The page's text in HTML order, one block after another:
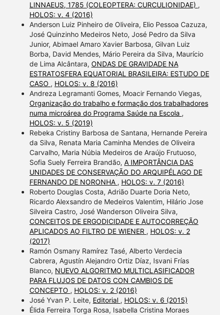
LINNAEUS, 1785 (COLEOPTERA: CURCULIONIDAE) ,
HOLOS: v. 4 (2016)
Anderson Luiz Pinheiro de Oliveira, Elio Pessoa Cazuza,
José Quinzinho Medeiros Neto, José Pedro da Silva
Junior, Abimael Amaro Xavier Barbosa, Gilvan Luiz
Borba, David Mendes, Mário Pereira da Silva, Maurício
de Lima Alcântara, ONDAS DE GRAVIDADE NA
ESTRATOSFERA EQUATORIAL BRASILEIRA: ESTUDO DE
CASO , HOLOS: v. 8 (2016)
Andreza Legramanti Gomes, Moacir Fernando Viegas,
Organização do trabalho e formação dos trabalhadores
numa microárea do Programa Saúde na Escola ,
HOLOS: v. 5 (2019)
Rebeka Cristiny Barbosa de Santana, Hernande Pereira
da Silva, Renata Maria Caminha Mendes de Oliveira
Carvalho, Maria Núbia Medeiros de Araújo Frutuoso,
Sofia Suely Ferreira Brandão, A IMPORTÂNCIA DAS
UNIDADES DE CONSERVAÇÃO DO ARQUIPÉLAGO DE
FERNANDO DE NORONHA , HOLOS: v. 7 (2016)
Roberto Douglas Costa, Adrião Duarte Doria Neto,
Ricardo Alexsandro de Medeiros Valentim, Hilário Jose
Silveira Castro, José Wanderson Oliveira Silva,
CONCEITOS DE ERGODICIDADE E AUTOCORREÇÃO
APLICADOS AO FILTRO DE WIENER , HOLOS: v. 2
(2017)
Ramón Osmany Ramírez Tasé, Alberto Verdecia
Cabrera, Agustín Alejandro Ortiz Díaz, Isvani Frías
Blanco, NUEVO ALGORITMO MULTICLASIFICADOR
PARA FLUJOS DE DATOS CON CAMBIOS DE
CONCEPTO , HOLOS: v. 2 (2016)
José Yvan P. Leite, Editorial , HOLOS: v. 6 (2015)
Élida Ferreira Torga Rosa, Isabella Cristina Moraes